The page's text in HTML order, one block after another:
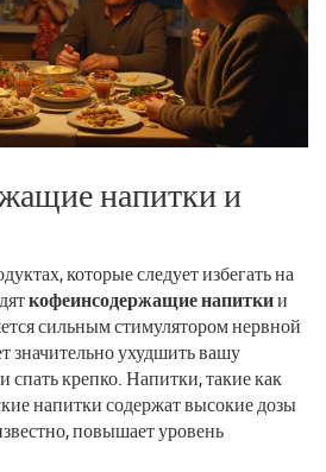
напитки и
которые следует избегать на
кофеинсодержащие напиткии
сильным стимулятором нервной
значительно ухудшить вашу
спать крепко. Напитки, такие как
напитки содержат высокие дозы
повышает уровень